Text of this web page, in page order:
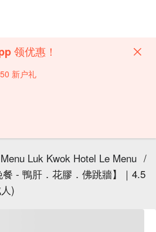
领优惠！
新户礼
Luk Kwok Hotel Le Menu /
- 鴨肝．花膠．佛跳牆】｜4.5
)